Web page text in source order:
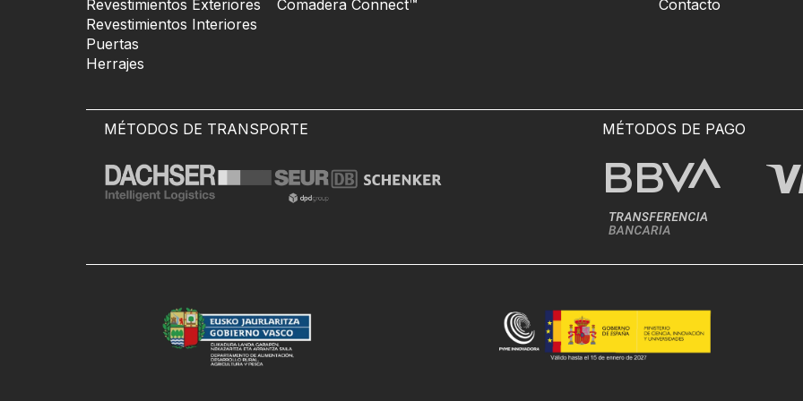
Revestimientos Exteriores
Revestimientos Interiores
Puertas
Herrajes
Comadera Connect™
Contacto
MÉTODOS DE TRANSPORTE MÉTODOS DE PAGO